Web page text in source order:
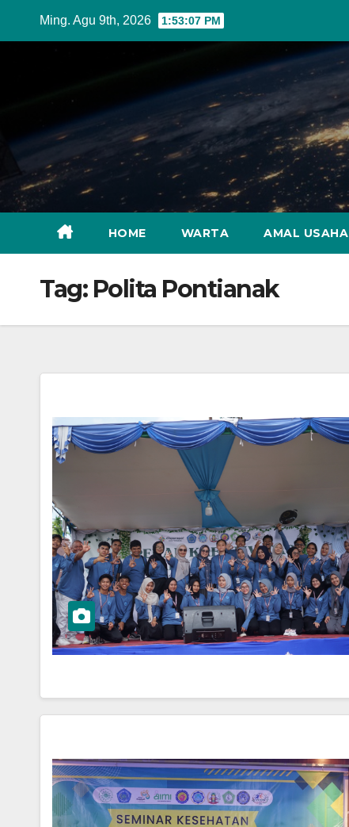
Ming. Agu 9th, 2026 1:53:09 PM
HOME WARTA AMAL USAHA
Tag: Polita Pontianak